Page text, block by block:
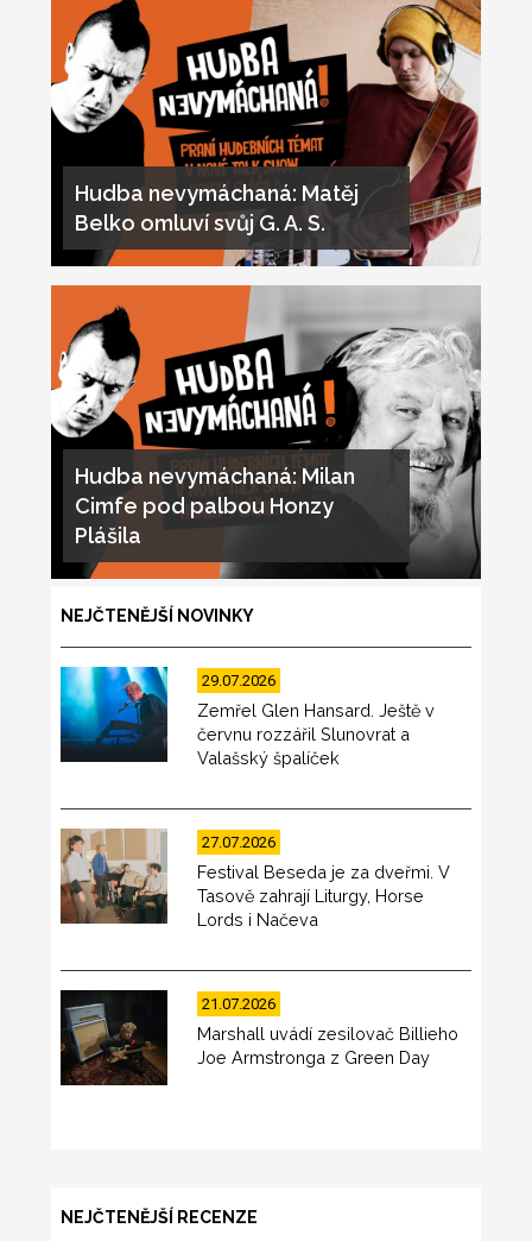
Hudba nevymáchaná: Matěj
Belko omluví svůj G. A. S.
Hudba nevymáchaná: Milan
Cimfe pod palbou Honzy
Plášila
NEJČTENĚJŠÍ NOVINKY
29.07.2026
Zemřel Glen Hansard. Ještě v
červnu rozzářil Slunovrat a
Valašský špalíček
27.07.2026
Festival Beseda je za dveřmi. V
Tasově zahrají Liturgy, Horse
Lords i Načeva
21.07.2026
Marshall uvádí zesilovač Billieho
Joe Armstronga z Green Day
NEJČTENĚJŠÍ RECENZE